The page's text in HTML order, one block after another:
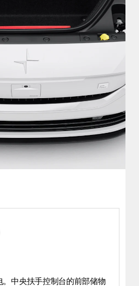
。中央扶手控制台的前部储物
可以向后滑动，便于使用前杯
多存储解决方案，包括大型车